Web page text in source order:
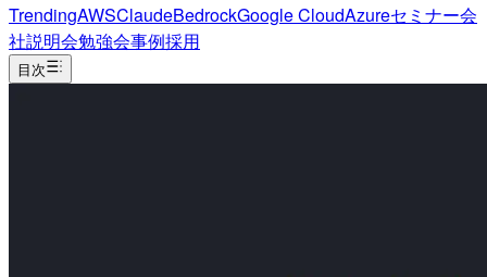
TrendingAWSClaudeBedrockGoogle CloudAzureセミナー会
社説明会勉強会事例採用
目次